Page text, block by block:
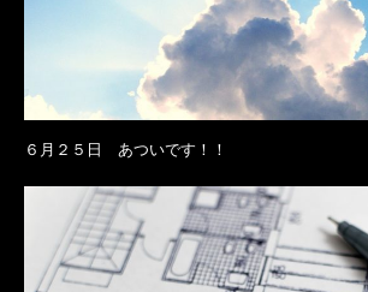
６月２５日 あついです！！